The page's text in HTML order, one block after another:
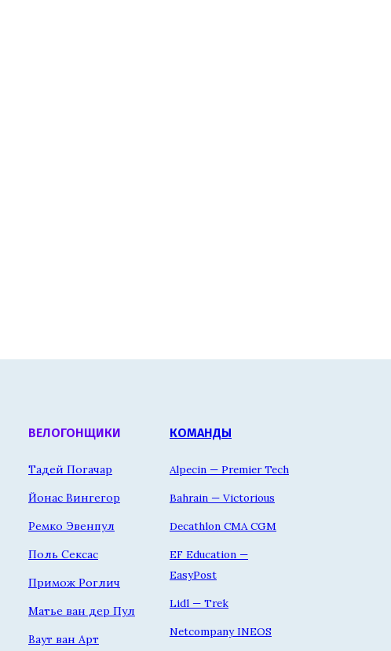
ВЕЛОГОНЩИКИ
Тадей Погачар
Йонас Вингегор
Ремко Эвенпул
Поль Сексас
Примож Роглич
Матье ван дер Пул
Ваут ван Арт
КОМАНДЫ
Alpecin — Premier Tech
Bahrain — Victorious
Decathlon CMA CGM
EF Education —
EasyPost
Lidl — Trek
Netcompany INEOS